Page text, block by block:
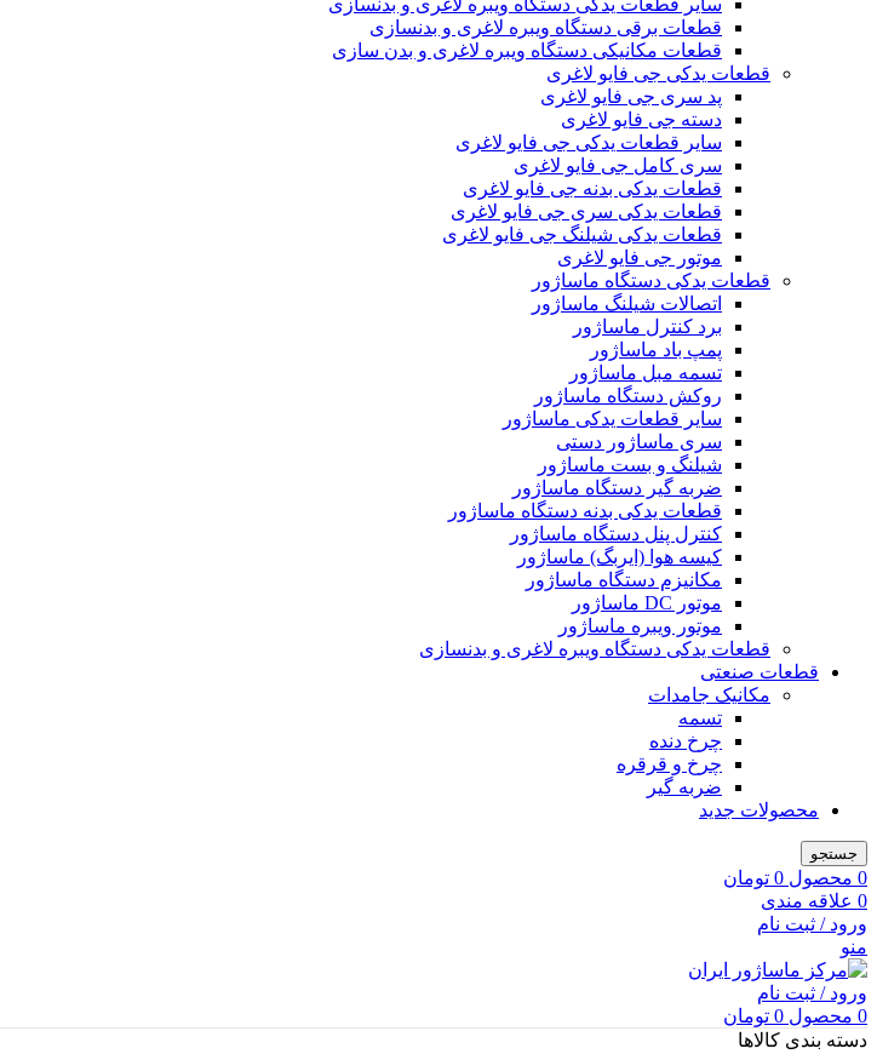
سایر قطعات یدکی دستگاه ویبره لاغری و بدنسازی
قطعات برقی دستگاه ویبره لاغری و بدنسازی
قطعات مکانیکی دستگاه ویبره لاغری و بدن سازی
قطعات یدکی جی فایو لاغری
پد سری جی فایو لاغری
دسته جی فایو لاغری
سایر قطعات یدکی جی فایو لاغری
سری کامل جی فایو لاغری
قطعات یدکی بدنه جی فایو لاغری
قطعات یدکی سری جی فایو لاغری
قطعات یدکی شیلنگ جی فایو لاغری
موتور جی فایو لاغری
قطعات یدکی دستگاه ماساژور
اتصالات شیلنگ ماساژور
برد کنترل ماساژور
پمپ باد ماساژور
تسمه مبل ماساژور
روکش دستگاه ماساژور
سایر قطعات یدکی ماساژور
سری ماساژور دستی
شیلنگ و بست ماساژور
ضربه گیر دستگاه ماساژور
قطعات یدکی بدنه دستگاه ماساژور
کنترل پنل دستگاه ماساژور
کیسه هوا (ایربگ) ماساژور
مکانیزم دستگاه ماساژور
موتور DC ماساژور
موتور ویبره ماساژور
قطعات یدکی دستگاه ویبره لاغری و بدنسازی
قطعات صنعتی
مکانیک جامدات
تسمه
چرخ دنده
چرخ و قرقره
ضربه گیر
محصولات جدید
جستجو
0 محصول 0 تومان
0 علاقه مندی
ورود / ثبت نام
منو
ورود / ثبت نام
0 محصول 0 تومان
دسته بندی کالاها